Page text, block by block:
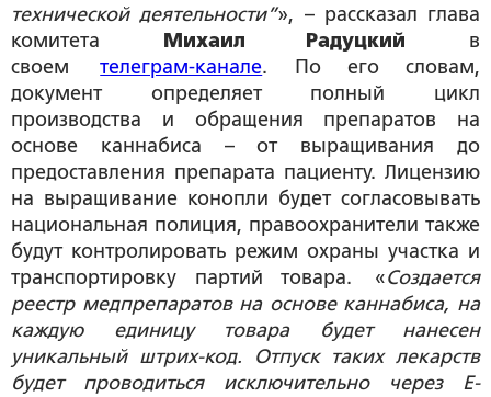
технической деятельности”», – рассказал глава
комитета
Михаил Радуцкий в
своемтелеграм-канале. По его словам,
документ определяет полный цикл
производства и обращения препаратов на
основе каннабиса – от выращивания до
предоставления препарата пациенту. Лицензию
на выращивание конопли будет согласовывать
национальная полиция, правоохранители также
будут контролировать режим охраны участка и
транспортировку партий товара. «Создается
реестр медпрепаратов на основе каннабиса, на
каждую единицу товара будет нанесен
уникальный штрих-код. Отпуск таких лекарств
будет проводиться исключительно через Е-